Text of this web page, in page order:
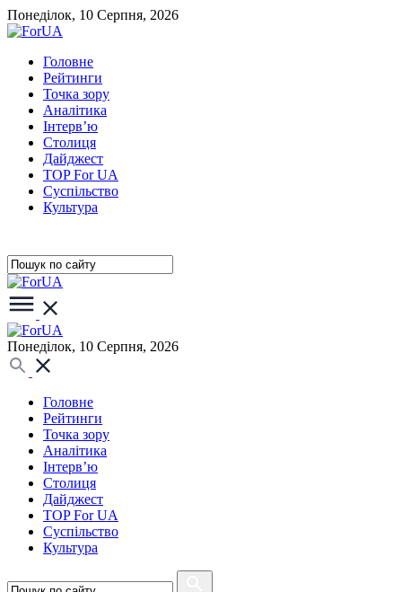
Понеділок, 10 Серпня, 2026
Головне
Рейтинги
Точка зору
Аналітика
Інтерв’ю
Столиця
Дайджест
TOP For UA
Суспiльство
Культура
Понеділок, 10 Серпня, 2026
Головне
Рейтинги
Точка зору
Аналітика
Інтерв’ю
Столиця
Дайджест
TOP For UA
Суспiльство
Культура